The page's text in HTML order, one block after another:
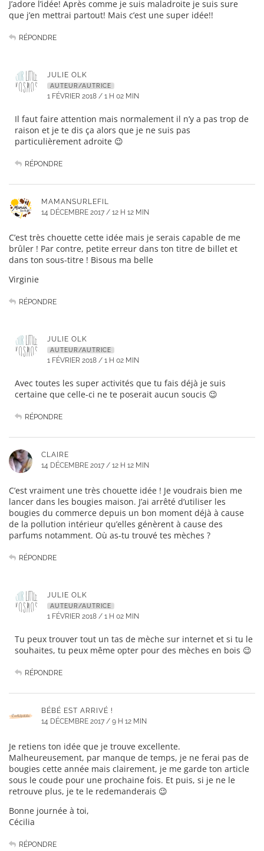
J’adore l’idée! Après comme je suis maladroite je suis sure
que j’en mettrai partout! Mais c’est une super idée!!
RÉPONDRE
JULIE OLK
AUTEUR/AUTRICE
1 FÉVRIER 2018 / 1 H 02 MIN
Il faut faire attention mais normalement il n’y a pas trop de
raison et je te dis ça alors que je ne suis pas
particulièrement adroite 😉
RÉPONDRE
MAMANSURLEFIL
14 DÉCEMBRE 2017 / 12 H 12 MIN
C’est très chouette cette idée mais je serais capable de me
brûler ! Par contre, petite erreur dans ton titre de billet et
dans ton sous-titre ! Bisous ma belle
Virginie
RÉPONDRE
JULIE OLK
AUTEUR/AUTRICE
1 FÉVRIER 2018 / 1 H 02 MIN
Avec toutes les super activités que tu fais déjà je suis
certaine que celle-ci ne te poserait aucun soucis 😉
RÉPONDRE
CLAIRE
14 DÉCEMBRE 2017 / 12 H 12 MIN
C’est vraiment une très chouette idée ! Je voudrais bien me
lancer dans les bougies maison. J’ai arrêté d’utiliser les
bougies du commerce depuis un bon moment déjà à cause
de la pollution intérieur qu’elles génèrent à cause des
parfums notamment. Où as-tu trouvé tes mèches ?
RÉPONDRE
JULIE OLK
AUTEUR/AUTRICE
1 FÉVRIER 2018 / 1 H 02 MIN
Tu peux trouver tout un tas de mèche sur internet et si tu le
souhaites, tu peux même opter pour des mèches en bois 😉
RÉPONDRE
BÉBÉ EST ARRIVÉ !
14 DÉCEMBRE 2017 / 9 H 12 MIN
Je retiens ton idée que je trouve excellente.
Malheureusement, par manque de temps, je ne ferai pas de
bougies cette année mais clairement, je me garde ton article
sous le coude pour une prochaine fois. Et puis, si je ne le
retrouve plus, je te le redemanderais 😉
Bonne journée à toi,
Cécilia
RÉPONDRE